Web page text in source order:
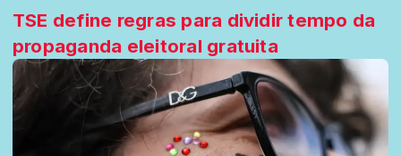
TSE define regras para dividir tempo da
propaganda eleitoral gratuita